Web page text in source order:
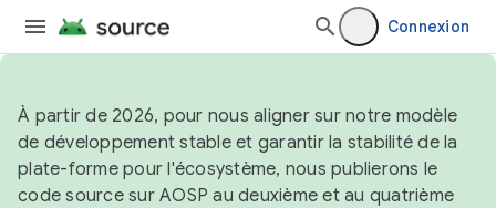
Connexion
À partir de 2026, pour nous aligner sur notre modèle
de développement stable et garantir la stabilité de la
plate-forme pour l'écosystème, nous publierons le
code source sur AOSP au deuxième et au quatrième